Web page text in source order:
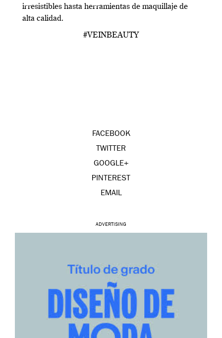
irresistibles hasta herramientas de maquillaje de
alta calidad.
#VEINBEAUTY
FACEBOOK
TWITTER
GOOGLE+
PINTEREST
EMAIL
ADVERTISING